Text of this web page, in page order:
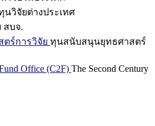
นวิจัยต่างประเทศ
สบจ.
ร์การวิจัย ทุนสนับสนุนยุทธศาสตร์
Office (C2F) The Second Century